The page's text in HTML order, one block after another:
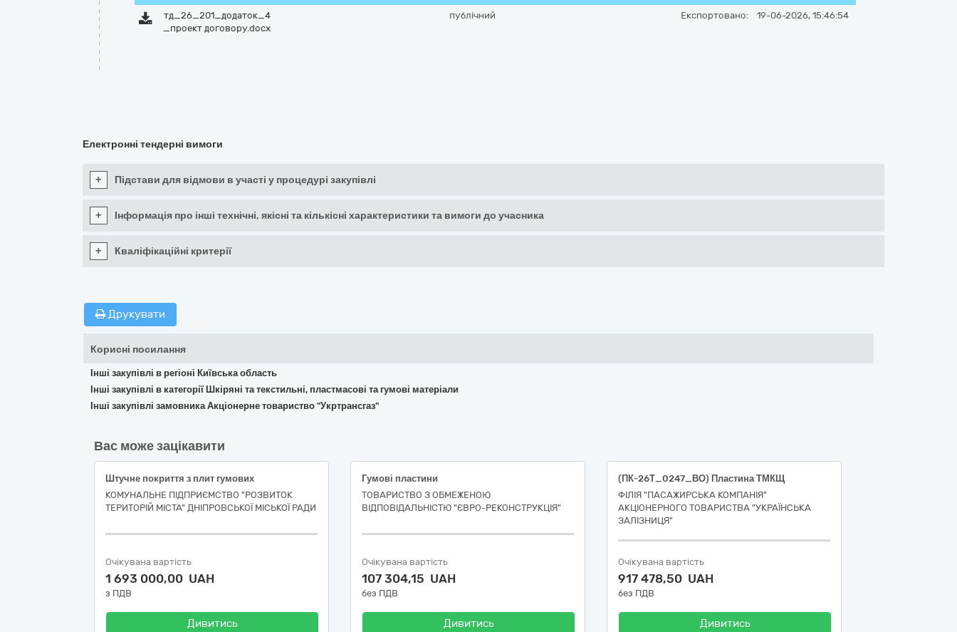
тд_26_201_додаток_4
_проект договору.docx
публічний Експортовано: 19-06-2026, 15:46:54
Електронні тендерні вимоги
+ Підстави для відмови в участі у процедурі закупівлі
+ Інформація про інші технічні, якісні та кількісні характеристики та вимоги до учасника
+ Кваліфікаційні критерії
Друкувати
Корисні посилання
Інші закупівлі в регіоні Київська область
Інші закупівлі в категорії Шкіряні та текстильні, пластмасові та гумові матеріали
Інші закупівлі замовника Акціонерне товариство "Укртрансгаз"
Вас може зацікавити
Штучне покриття з плит гумових
КОМУНАЛЬНЕ ПІДПРИЄМСТВО "РОЗВИТОК
ТЕРИТОРІЙ МІСТА" ДНІПРОВСЬКОЇ МІСЬКОЇ РАДИ
Очікувана вартість
1 693 000,00 UAH
з ПДВ
Дивитись
Гумові пластини
ТОВАРИСТВО З ОБМЕЖЕНОЮ
ВІДПОВІДАЛЬНІСТЮ "ЄВРО-РЕКОНСТРУКЦІЯ"
Очікувана вартість
107 304,15 UAH
без ПДВ
Дивитись
(ПК-26Т_0247_ВО) Пластина ТМКЩ
ФІЛІЯ "ПАСАЖИРСЬКА КОМПАНІЯ"
АКЦІОНЕРНОГО ТОВАРИСТВА "УКРАЇНСЬКА
ЗАЛІЗНИЦЯ"
Очікувана вартість
917 478,50 UAH
без ПДВ
Дивитись